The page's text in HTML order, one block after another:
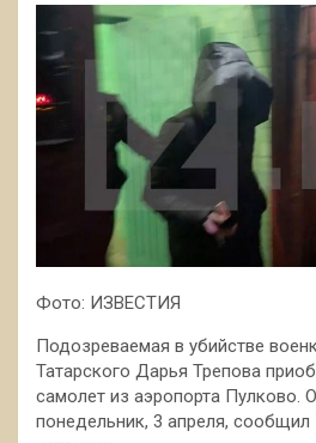
Фото: ИЗВЕСТИЯ
Подозреваемая в убийстве
Татарского Дарья Трепова
самолет из аэропорта Пулково.
понедельник, 3 апреля, сообщил